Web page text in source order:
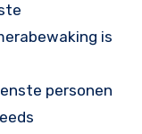
is
personen